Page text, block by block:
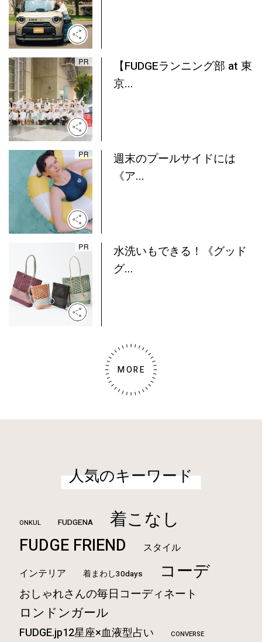
【FUDGEランニング部 at 東
京...
週末のプールサイドには
《ア...
水洗いもできる！《グッド
グ...
MORE
人気のキーワード
ONKUL FUDGENA 着こなし
FUDGE FRIEND
スタイル
インテリア
着まわし30days コーデ
おしゃれさんの毎日コーディネート
ロンドンガール
FUDGE.jp12星座×血液型占い CONVERSE